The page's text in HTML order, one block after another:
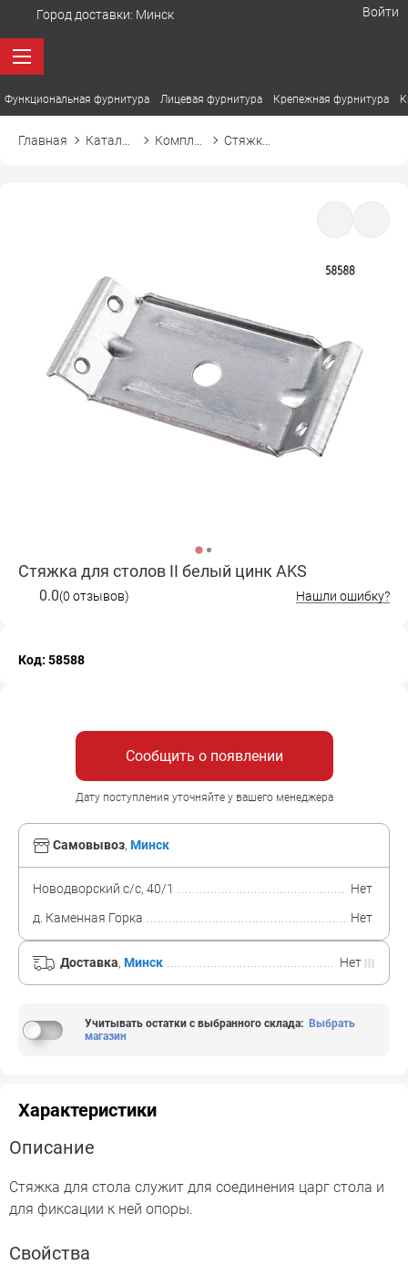
Город доставки: Минск Войти
Функциональная фурнитура Лицевая фурнитура Крепежная фурнитура
Главная
Стяжка для столов II белый цинк AKS
0.0(0 отзывов) Нашли ошибку?
Код: 58588
Сообщить о появлении
Дату поступления уточняйте у вашего менеджера
Самовывоз, Минск
Новодворский с/с, 40/1
Нет
д. Каменная Горка
Нет
Доставка, Минск Нет
Учитывать остатки с выбранного склада: Выбрать
магазин
Характеристики
Описание
Стяжка для стола служит для соединения царг стола и
для фиксации к ней опоры.
Свойства